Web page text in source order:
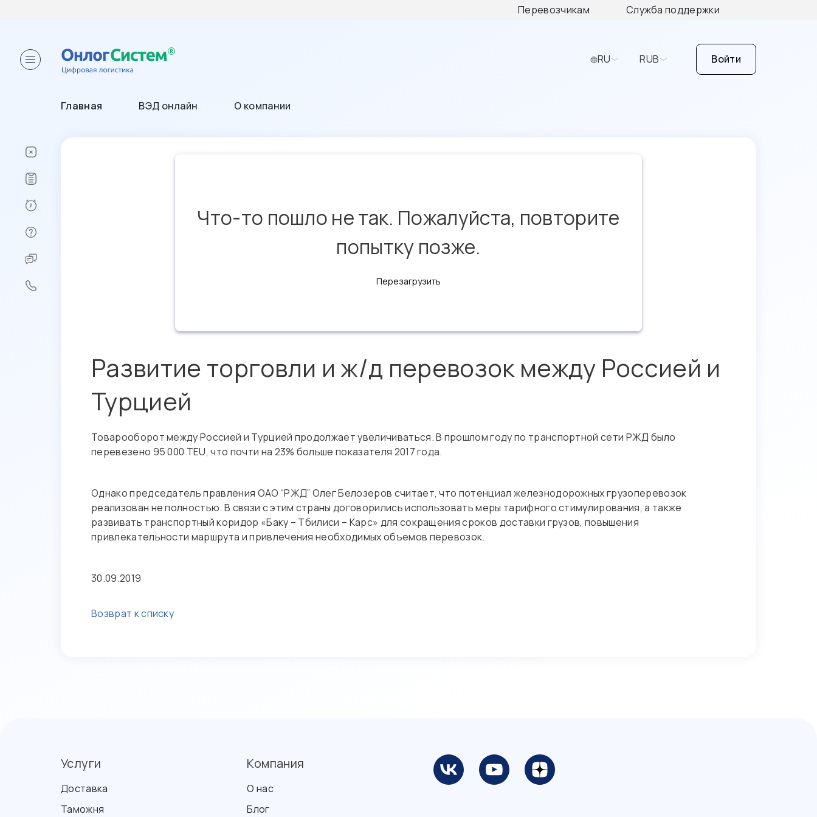
Перевозчикам Служба поддержки
RU RUB Войти
Главная ВЭД онлайн О компании
Что-то пошло не так. Пожалуйста, повторите
попытку позже.
Перезагрузить
Развитие торговли и ж/д перевозок между Россией и
Турцией
Товарооборот между Россией и Турцией продолжает увеличиваться. В прошлом году по транспортной сети РЖД было
перевезено 95 000 TEU, что почти на 23% больше показателя 2017 года.
Однако председатель правления ОАО “РЖД” Олег Белозеров считает, что потенциал железнодорожных грузоперевозок
реализован не полностью. В связи с этим страны договорились использовать меры тарифного стимулирования, а также
развивать транспортный коридор «Баку – Тбилиси – Карс» для сокращения сроков доставки грузов, повышения
привлекательности маршрута и привлечения необходимых объемов перевозок.
30.09.2019
Возврат к списку
Услуги
Доставка
Таможня
Компания
О нас
Блог